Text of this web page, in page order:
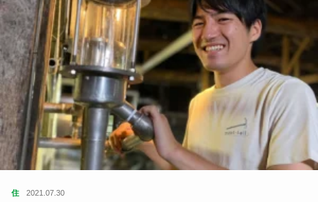
住 2021.07.30